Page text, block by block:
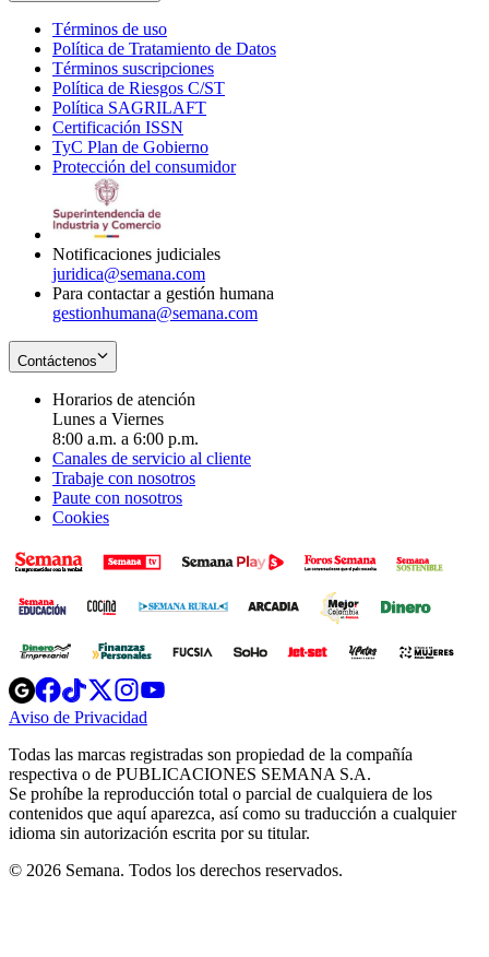
Términos de uso
in
new
window
Política de Tratamiento de Datos
Términos suscripciones
in
Política de Riesgos C/ST
Política SAGRILAFT
new
window
Certificación ISSN
in
new
TyC Plan de Gobierno
in
Protección del consumidorOpens
Notificaciones judiciales
juridica@semana.com
Para contactar a gestión humana
gestionhumana@semana.com
Contáctenos
Horarios de atención
Lunes a Viernes
8:00 a.m. a 6:00 p.m.
Canales de servicio al cliente
Trabaje con nosotros
Paute con nosotros
Cookies
Opens
in
new
Opens
in
new
Opens
in
new
window
Opens
new
windowwindow
Aviso de Privacidad
new
window
Todas las marcas registradas son propiedad de la compañía
respectiva o de PUBLICACIONES SEMANA S.A.
Se prohíbe la reproducción total o parcial de cualquiera de los
contenidos que aquí aparezca, así como su traducción a cualquier
idioma sin autorización escrita por su titular.
© 2026 Semana. Todos los derechos reservados.